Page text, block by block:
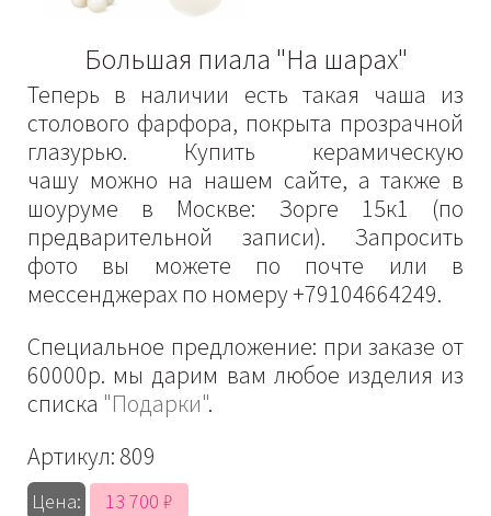
Большая пиала "На шарах"
Теперь в наличии есть такая чаша из
столового фарфора, покрыта прозрачной
глазурью. Купить керамическую
чашу можно на нашем сайте, а также в
шоуруме в Москве: Зорге 15к1 (по
предварительной записи). Запросить
фото вы можете по почте или в
мессенджерах по номеру +79104664249.
Специальное предложение: при заказе от
60000р. мы дарим вам любое изделия из
списка "Подарки".
Артикул: 809
Цена:
13 700 ₽